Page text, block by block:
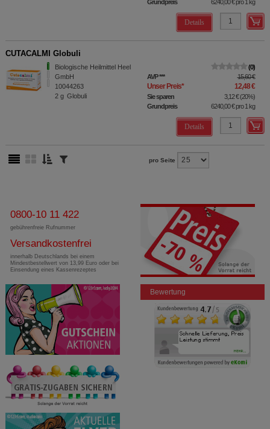
Grundpreis
6240,00 €pro 1 kg
Details
CUTACALMI Globuli
Biologische Heilmittel Heel
GmbH
10044263
2 g Globuli
0
AVP*** 15,60 €
Unser Preis* 12,48 €
Sie sparen 3,12 €(20%)
Grundpreis
6240,00 €pro 1 kg
Details
pro Seite
0800-10 11 422
gebührenfreie Rufnummer
Versandkostenfrei
innerhalb Deutschlands bei einem
Mindestbestellwert von 13,99 Euro oder bei
Einsendung eines Kassenrezeptes
Bewertung